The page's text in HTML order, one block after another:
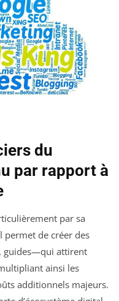
du
par rapport à
par sa
permet de créer des
guides—qui attirent
ainsi les
additionnels majeurs.